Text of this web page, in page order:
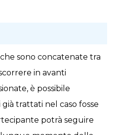
sono concatenate tra
in avanti
è possibile
trattati nel caso fosse
potrà seguire